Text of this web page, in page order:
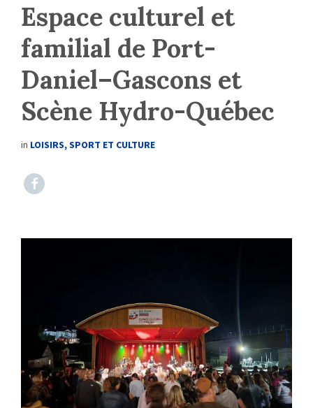
Espace culturel et
familial de Port-
Daniel–Gascons et
Scène Hydro-Québec
in LOISIRS, SPORT ET CULTURE
https://www.facebook.com/DLCT.MUNPDG.CA